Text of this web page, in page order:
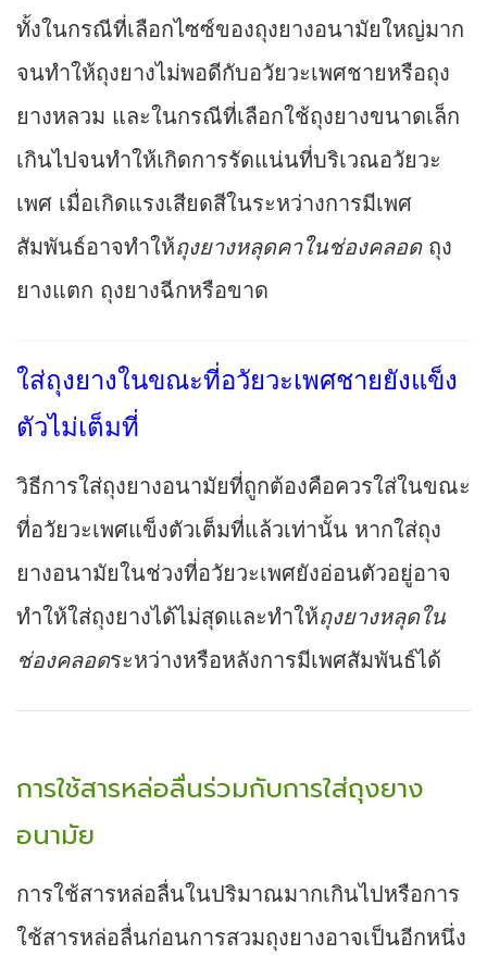
ทั้งในกรณีที่เลือกไซซ์ของถุงยางอนามัยใหญ่มาก
จนทำให้ถุงยางไม่พอดีกับอวัยวะเพศชายหรือถุง
ยางหลวม และในกรณีที่เลือกใช้ถุงยางขนาดเล็ก
เกินไปจนทำให้เกิดการรัดแน่นที่บริเวณอวัยวะ
เพศ เมื่อเกิดแรงเสียดสีในระหว่างการมีเพศ
สัมพันธ์อาจทำให้ถุงยางหลุดคาในช่องคลอดถุง
ยางแตก ถุงยางฉีกหรือขาด
ใส่ถุงยางในขณะที่อวัยวะเพศชายยังแข็ง
ตัวไม่เต็มที่
วิธีการใส่ถุงยางอนามัยที่ถูกต้องคือควรใส่ในขณะ
ที่อวัยวะเพศแข็งตัวเต็มที่แล้วเท่านั้น หากใส่ถุง
ยางอนามัยในช่วงที่อวัยวะเพศยังอ่อนตัวอยู่อาจ
ทำให้ใส่ถุงยางได้ไม่สุดและทำให้ถุงยางหลุดใน
ช่องคลอดระหว่างหรือหลังการมีเพศสัมพันธ์ได้
การใช้สารหล่อลื่นร่วมกับการใส่ถุงยาง
อนามัย
การใช้สารหล่อลื่นในปริมาณมากเกินไปหรือการ
ใช้สารหล่อลื่นก่อนการสวมถุงยางอาจเป็นอีกหนึ่ง